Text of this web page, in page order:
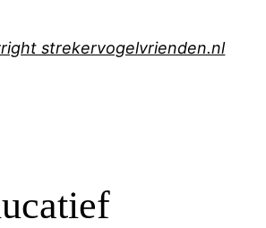
strekervogelvrienden.nl